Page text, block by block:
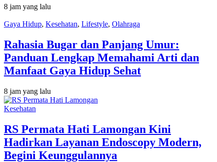
8 jam yang lalu
Gaya Hidup, Kesehatan, Lifestyle, Olahraga
Rahasia Bugar dan Panjang Umur:
Panduan Lengkap Memahami Arti dan
Manfaat Gaya Hidup Sehat
8 jam yang lalu
Kesehatan
RS Permata Hati Lamongan Kini
Hadirkan Layanan Endoscopy Modern,
Begini Keunggulannya